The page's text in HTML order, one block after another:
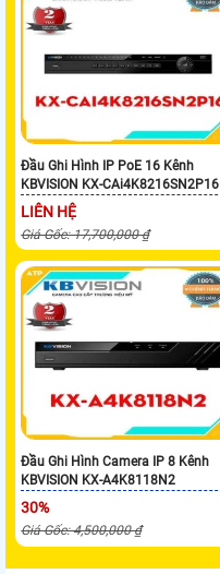
Đầu Ghi Hình IP PoE 16 Kênh
KBVISION KX-CAi4K8216SN2P16
LIÊN HỆ
Giá Gốc: 17,700,000 ₫
Đầu Ghi Hình Camera IP 8 Kênh
KBVISION KX-A4K8118N2
30%
Giá Gốc: 4,500,000 ₫